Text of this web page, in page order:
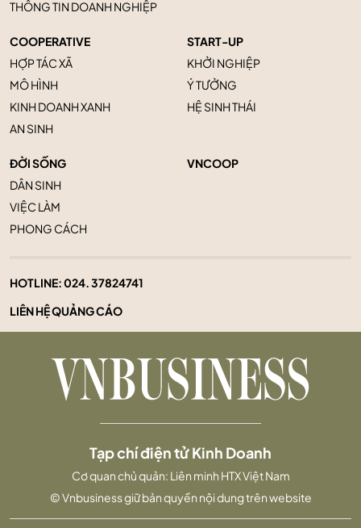
THÔNG TIN DOANH NGHIỆP
COOPERATIVE
HỢP TÁC XÃ
MÔ HÌNH
KINH DOANH XANH
AN SINH
START-UP
KHỞI NGHIỆP
Ý TƯỞNG
HỆ SINH THÁI
ĐỜI SỐNG
DÂN SINH
VIỆC LÀM
PHONG CÁCH
VNCOOP
HOTLINE:024. 37824741
LIÊN HỆ QUẢNG CÁO
Tạp chí điện tử Kinh Doanh
Cơ quan chủ quản: Liên minh HTX Việt Nam
© Vnbusiness giữ bản quyền nội dung trên website